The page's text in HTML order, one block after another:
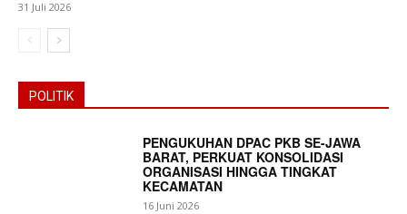
31 Juli 2026
POLITIK
PENGUKUHAN DPAC PKB SE-JAWA
BARAT, PERKUAT KONSOLIDASI
ORGANISASI HINGGA TINGKAT
KECAMATAN
16 Juni 2026